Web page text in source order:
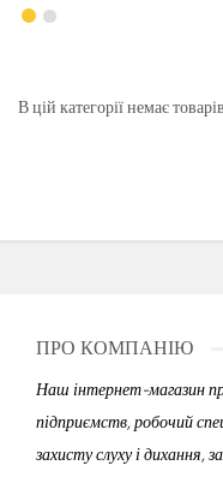
В цій категорії немає
ПРО КОМПАНІЮ
Наш інтернет-магазин
підприємств, робочий
захисту слуху і дихання,